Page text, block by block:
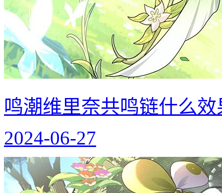
鸣潮维里奈共鸣链什么
2024-06-27